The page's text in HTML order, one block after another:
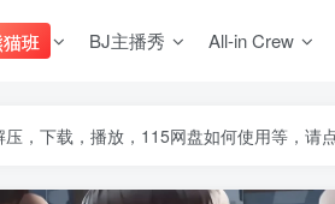
班 BJ主播秀 All-in Crew
，下载，播放，115网盘如何使用等，请